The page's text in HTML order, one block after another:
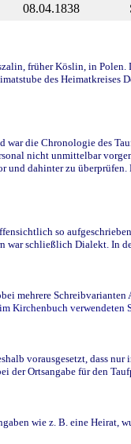
08.04.1838
früher Köslin, in
des
die Chronologie des
nicht unmittelbar
dahinter zu
so
war schließlich Dialekt.
mehrere
Kirchenbuch verwendeten
vorausgesetzt, dass
Ortsangabe für den
wie z. B. eine Heirat,